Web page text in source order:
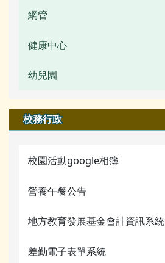
榮譽榜
行事曆
本土語言專區
圖書館數位資源館
活動相簿
公開資訊
檔案下載
行事曆
常用連結
校園公告
行事曆
網管
校園公告
活動相簿
校園影音
檔案下載
行事曆
網管常用連結
關於我們
健康中心
校園公告
行事曆
幼兒園
業務職掌
活動相簿
榮譽榜
校園影音
常用連結
校務行政
校園活動google相簿
營養午餐公告
地方教育發展基金會計資訊系統
差勤電子表單系統